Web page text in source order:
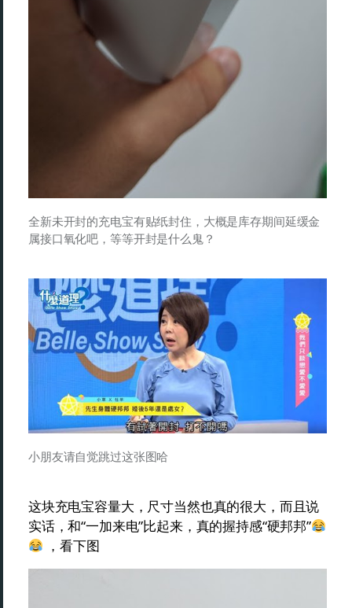
全新未开封的充电宝有贴纸封住，大概是库存期间延缓金
属接口氧化吧，等等开封是什么鬼？
小朋友请自觉跳过这张图哈
这块充电宝容量大，尺寸当然也真的很大，而且说
实话，和“一加来电”比起来，真的握持感“硬邦邦”
，看下图